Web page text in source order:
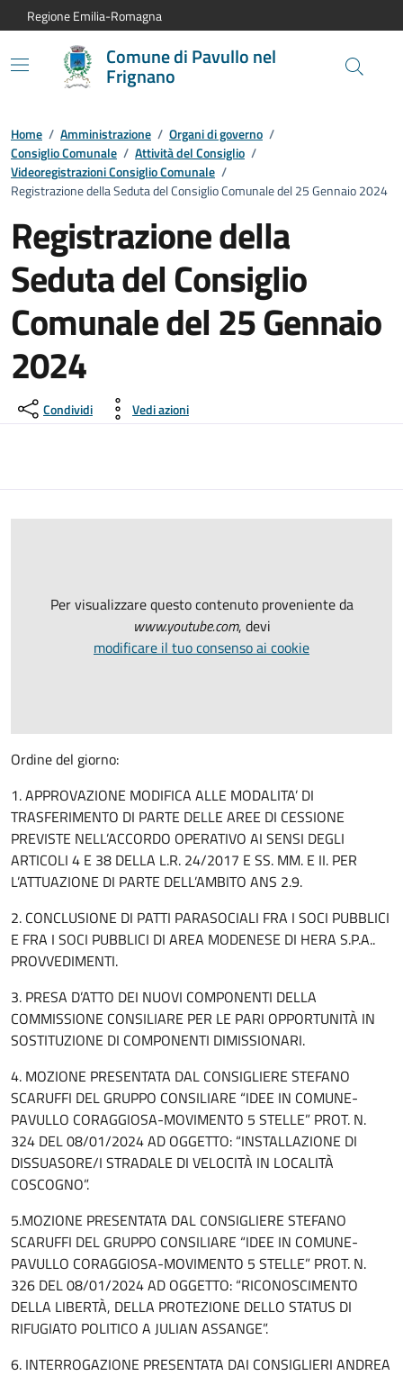
Vai al contenuto principale
Vai alla navigazione del sito
Vai al piede di pagina
Regione Emilia-Romagna
Comune di Pavullo nel
Frignano
Home / Amministrazione / Organi di governo /
Consiglio Comunale / Attività del Consiglio /
Videoregistrazioni Consiglio Comunale /
Registrazione della Seduta del Consiglio Comunale del 25 Gennaio 2024
Registrazione della
Seduta del Consiglio
Comunale del 25 Gennaio
2024
Condividi Vedi azioni
Per visualizzare questo contenuto proveniente da
www.youtube.com, devi
modificare il tuo consenso ai cookie
Ordine del giorno:
1. APPROVAZIONE MODIFICA ALLE MODALITA’ DI
TRASFERIMENTO DI PARTE DELLE AREE DI CESSIONE
PREVISTE NELL’ACCORDO OPERATIVO AI SENSI DEGLI
ARTICOLI 4 E 38 DELLA L.R. 24/2017 E SS. MM. E II. PER
L’ATTUAZIONE DI PARTE DELL’AMBITO ANS 2.9.
2. CONCLUSIONE DI PATTI PARASOCIALI FRA I SOCI PUBBLICI
E FRA I SOCI PUBBLICI DI AREA MODENESE DI HERA S.P.A..
PROVVEDIMENTI.
3. PRESA D’ATTO DEI NUOVI COMPONENTI DELLA
COMMISSIONE CONSILIARE PER LE PARI OPPORTUNITÀ IN
SOSTITUZIONE DI COMPONENTI DIMISSIONARI.
4. MOZIONE PRESENTATA DAL CONSIGLIERE STEFANO
SCARUFFI DEL GRUPPO CONSILIARE “IDEE IN COMUNE-
PAVULLO CORAGGIOSA-MOVIMENTO 5 STELLE” PROT. N.
324 DEL 08/01/2024 AD OGGETTO: “INSTALLAZIONE DI
DISSUASORE/I STRADALE DI VELOCITÀ IN LOCALITÀ
COSCOGNO”.
5.MOZIONE PRESENTATA DAL CONSIGLIERE STEFANO
SCARUFFI DEL GRUPPO CONSILIARE “IDEE IN COMUNE-
PAVULLO CORAGGIOSA-MOVIMENTO 5 STELLE” PROT. N.
326 DEL 08/01/2024 AD OGGETTO: “RICONOSCIMENTO
DELLA LIBERTÀ, DELLA PROTEZIONE DELLO STATUS DI
RIFUGIATO POLITICO A JULIAN ASSANGE”.
6. INTERROGAZIONE PRESENTATA DAI CONSIGLIERI ANDREA